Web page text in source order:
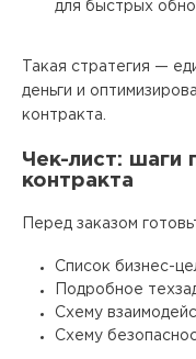
для быстрых
Такая стратегия —
деньги и
контракта. ​
Чек-лист: шаги
контракта
Перед заказом
Список бизнес-
Подробное
Схему
Схему